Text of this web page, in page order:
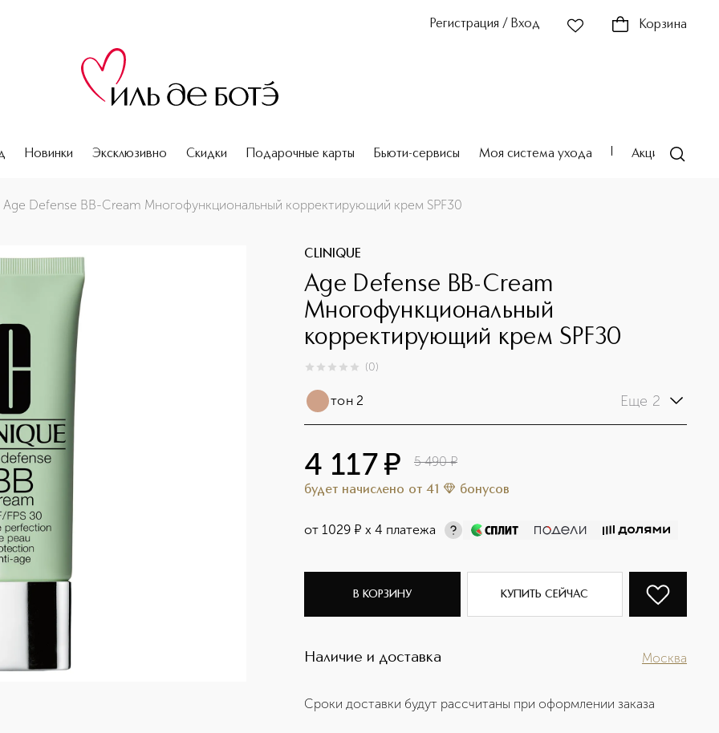
Регистрация / Вход Корзина
Новинки Эксклюзивно Скидки Подарочные карты Бьюти-сервисы Моя система ухода Акции
крем SPF30
Age Defense BB-Cream Многофункциональный корректирующий крем SPF30
CLINIQUE
Age Defense BB-Cream
Многофункциональный
корректирующий крем SPF30
0из 0 (0)
тон 2 Еще 2
4 117¤ 5 490 ¤
будет начислено от 41 бонусов
от 1029 ¤ х 4 платежа
В КОРЗИНУ КУПИТЬ СЕЙЧАС
Наличие и доставка Москва
Сроки доставки будут рассчитаны при оформлении заказа